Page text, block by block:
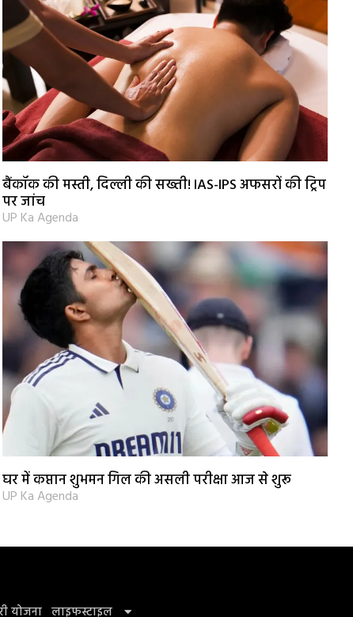
बैंकॉक की मस्ती, दिल्ली की सख्ती! IAS-IPS अफसरों की ट्रिप
पर जांच
UP Ka Agenda
घर में कप्तान शुभमन गिल की असली परीक्षा आज से शुरू
UP Ka Agenda
योजना लाइफस्टाइल